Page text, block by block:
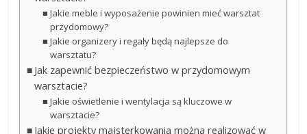
Jakie meble i wyposażenie powinien mieć warsztat
przydomowy?
Jakie organizery i regały będą najlepsze do
warsztatu?
Jak zapewnić bezpieczeństwo w przydomowym
warsztacie?
Jakie oświetlenie i wentylacja są kluczowe w
warsztacie?
Jakie projekty majsterkowania można realizować w